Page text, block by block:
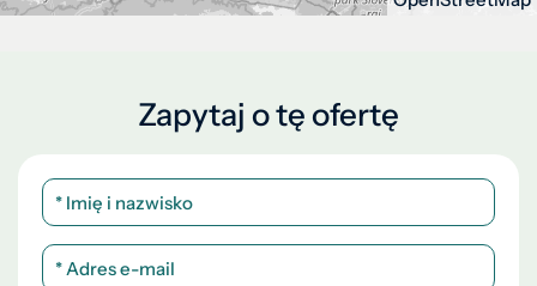
Zapytaj o tę ofertę